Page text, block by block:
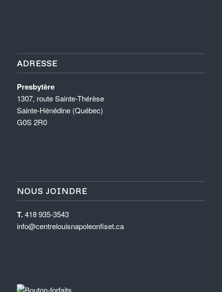
ADRESSE
Presbytère
1307, route Sainte-Thérèse
Sainte-Hénédine (Québec)
G0S 2R0
NOUS JOINDRE
T.418 935-3543
info@centrelouisnapoleonfiset.ca